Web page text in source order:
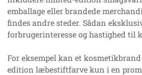
emballage eller brandede
findes andre steder. Sådan
forbrugerinteresse og hastighed til
For eksempel kan et
edition læbestiftfarve kun i en